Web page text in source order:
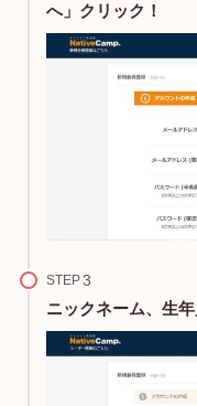
へ」クリック！
STEP
ニックネーム、生